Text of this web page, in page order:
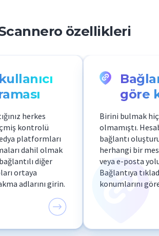
özellikleri
herkes
kontrolü
platformları
dahil olmak
diğer
ortaya
adlarını girin.
göre
Birini bulmak
olmamıştı.
bağlantı
herhangi bir
veya e-posta
Bağlantıya
konumlarını